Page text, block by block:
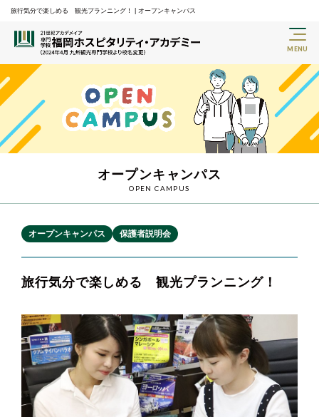
旅行気分で楽しめる 観光プランニング！ | オープンキャンパス
オープンキャンパス
OPEN CAMPUS
オープンキャンパス 保護者説明会
旅行気分で楽しめる 観光プランニング！